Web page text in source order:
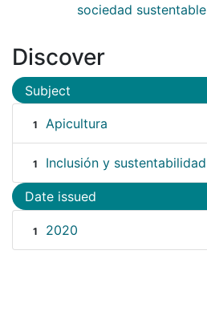
sociedad sustentable
Discover
Subject
1 Apicultura
1 Inclusión y sustentabilidad
Date issued
1 2020